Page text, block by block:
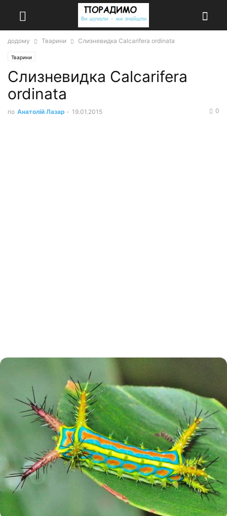
додому Тварини Слизневидка Calcarifera ordinata
Тварини
Слизневидка Calcarifera
ordinata
по Анатолій Лазар - 19.01.2015 0